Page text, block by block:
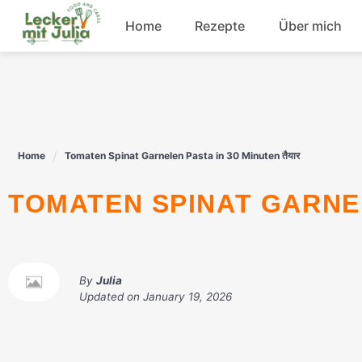
Skip
content
Home Rezepte
Rindfleisch
Dessert
Über mich
Home Tomaten Spinat Garnelen Pasta in 30 Minuten तैयार
TOMATEN SPINAT
By Julia
Updated on January 19, 2026